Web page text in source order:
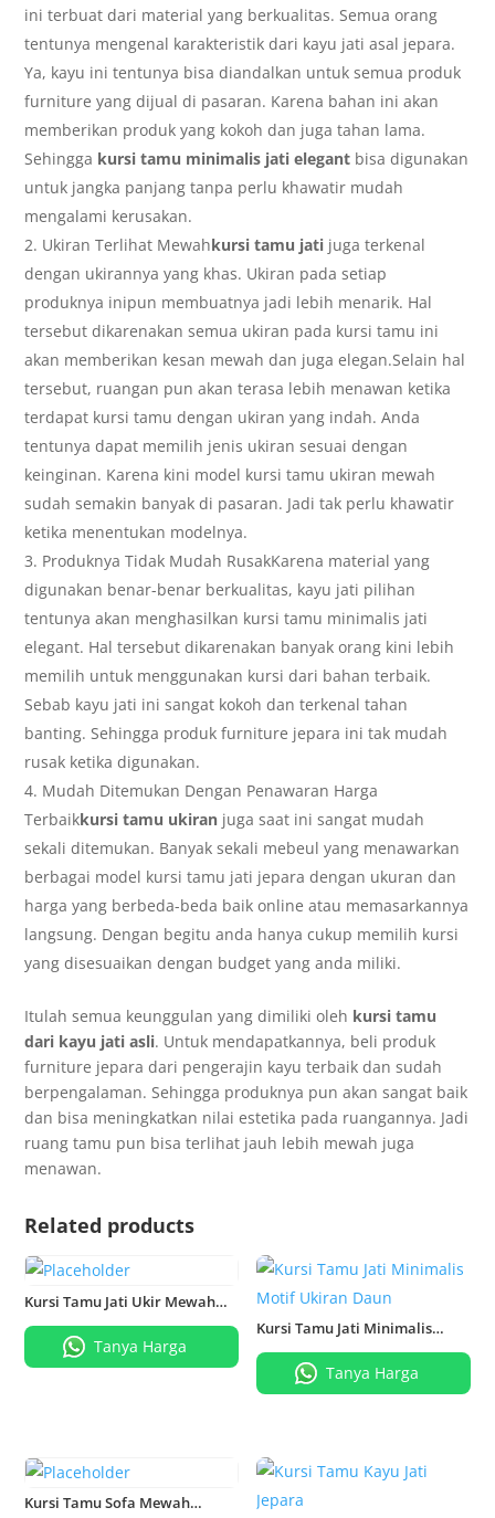
ini terbuat dari material yang berkualitas. Semua orang
tentunya mengenal karakteristik dari kayu jati asal jepara.
Ya, kayu ini tentunya bisa diandalkan untuk semua produk
furniture yang dijual di pasaran. Karena bahan ini akan
memberikan produk yang kokoh dan juga tahan lama.
Sehingga kursi tamu minimalis jati elegant bisa digunakan
untuk jangka panjang tanpa perlu khawatir mudah
mengalami kerusakan.
Ukiran Terlihat Mewahkursi tamu jati juga terkenal
dengan ukirannya yang khas. Ukiran pada setiap
produknya inipun membuatnya jadi lebih menarik. Hal
tersebut dikarenakan semua ukiran pada kursi tamu ini
akan memberikan kesan mewah dan juga elegan.Selain hal
tersebut, ruangan pun akan terasa lebih menawan ketika
terdapat kursi tamu dengan ukiran yang indah. Anda
tentunya dapat memilih jenis ukiran sesuai dengan
keinginan. Karena kini model kursi tamu ukiran mewah
sudah semakin banyak di pasaran. Jadi tak perlu khawatir
ketika menentukan modelnya.
Produknya Tidak Mudah RusakKarena material yang
digunakan benar-benar berkualitas, kayu jati pilihan
tentunya akan menghasilkan kursi tamu minimalis jati
elegant. Hal tersebut dikarenakan banyak orang kini lebih
memilih untuk menggunakan kursi dari bahan terbaik.
Sebab kayu jati ini sangat kokoh dan terkenal tahan
banting. Sehingga produk furniture jepara ini tak mudah
rusak ketika digunakan.
Mudah Ditemukan Dengan Penawaran Harga
Terbaikkursi tamu ukiran juga saat ini sangat mudah
sekali ditemukan. Banyak sekali mebeul yang menawarkan
berbagai model kursi tamu jati jepara dengan ukuran dan
harga yang berbeda-beda baik online atau memasarkannya
langsung. Dengan begitu anda hanya cukup memilih kursi
yang disesuaikan dengan budget yang anda miliki.
Itulah semua keunggulan yang dimiliki oleh kursi tamu
dari kayu jati asli. Untuk mendapatkannya, beli produk
furniture jepara dari pengerajin kayu terbaik dan sudah
berpengalaman. Sehingga produknya pun akan sangat baik
dan bisa meningkatkan nilai estetika pada ruangannya. Jadi
ruang tamu pun bisa terlihat jauh lebih mewah juga
menawan.
Related products
Kursi Tamu Jati Ukir Mewah
Tanya Harga
Kursi Tamu Jati Minimalis
Tanya Harga
Kursi Tamu Sofa Mewah